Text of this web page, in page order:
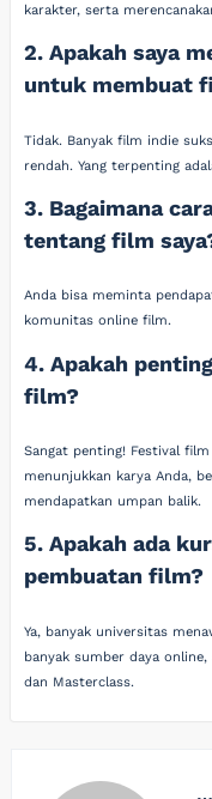
karakter, serta
2. Apakah saya
untuk membuat
Tidak. Banyak film indie
rendah. Yang terpenting
3. Bagaimana
tentang film
Anda bisa meminta
komunitas online film.
4. Apakah
film?
Sangat penting! Festival
menunjukkan karya Anda,
mendapatkan umpan balik.
5. Apakah ada
pembuatan film?
Ya, banyak universitas
banyak sumber daya
dan Masterclass.